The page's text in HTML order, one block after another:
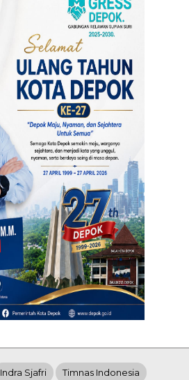
Indra Sjafri Timnas Indonesia